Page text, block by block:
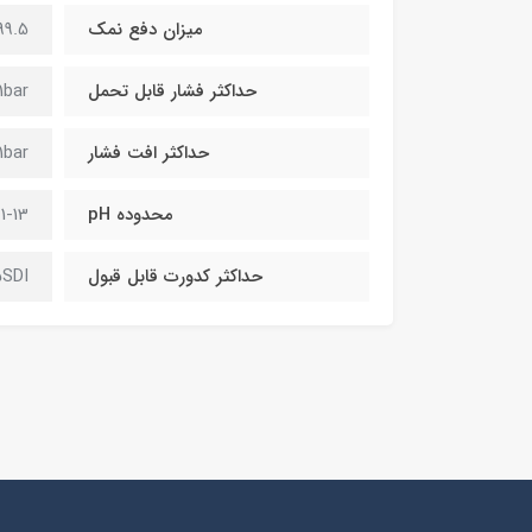
میزان دفع نمک %
حداکثر فشار قابل تحمل
حداکثر افت فشار
محدوده pH 1-13
حداکثر کدورت قابل قبول